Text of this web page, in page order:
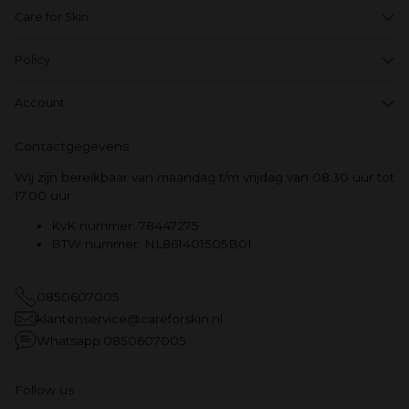
Care for Skin
Policy
Account
Contactgegevens
Wij zijn bereikbaar van maandag t/m vrijdag van 08.30 uur tot
17.00 uur
KvK nummer: 78447275
BTW nummer: NL861401505B01
0850607005
klantenservice@careforskin.nl
Whatsapp:0850607005
Follow us